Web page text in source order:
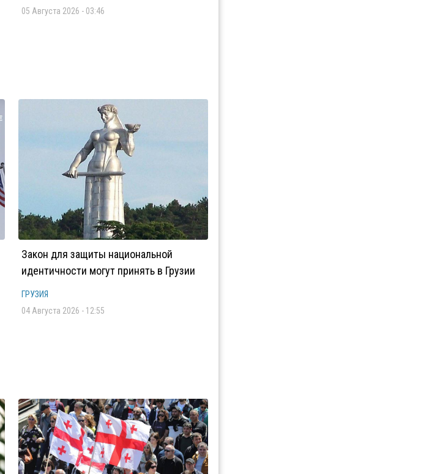
05 Августа 2026 - 03:46
Закон для защиты национальной
идентичности могут принять в Грузии
ГРУЗИЯ
04 Августа 2026 - 12:55